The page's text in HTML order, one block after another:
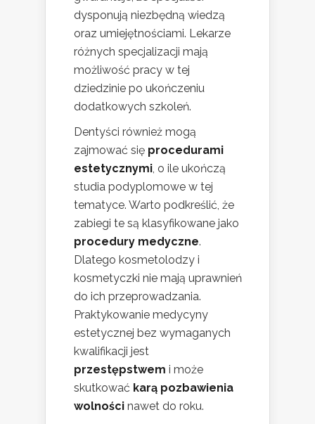
dysponują niezbędną wiedzą
oraz umiejętnościami. Lekarze
różnych specjalizacji mają
możliwość pracy w tej
dziedzinie po ukończeniu
dodatkowych szkoleń.
Dentyści również mogą
zajmować się procedurami
estetycznymi, o ile ukończą
studia podyplomowe w tej
tematyce. Warto podkreślić, że
zabiegi te są klasyfikowane jako
procedury medyczne.
Dlatego kosmetolodzy i
kosmetyczki nie mają uprawnień
do ich przeprowadzania.
Praktykowanie medycyny
estetycznej bez wymaganych
kwalifikacji jest
przestępstwem i może
skutkować karą pozbawienia
wolności nawet do roku.